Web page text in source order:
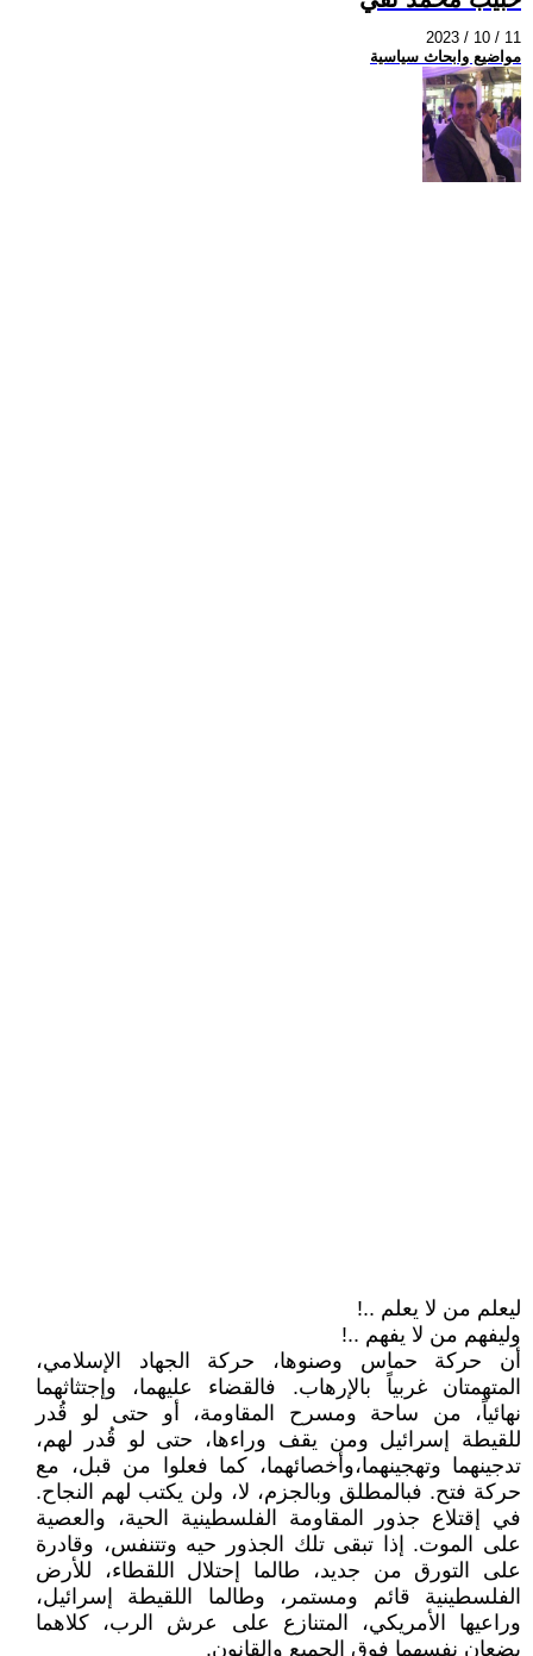
2023 / 10 / 11
مواضيع وابحاث سياسية
ليعلم من لا يعلم ..!
وليفهم من لا يفهم ..!
أن حركة حماس وصنوها، حركة الجهاد الإسلامي،
المتهمتان غربياً بالإرهاب. فالقضاء عليهما، وإجتثاثهما
نهائياً، من ساحة ومسرح المقاومة، أو حتى لو قُدر
للقيطة إسرائيل ومن يقف وراءها، حتى لو قُدر لهم،
تدجينهما وتهجينهما،وأخصائهما، كما فعلوا من قبل، مع
حركة فتح. فبالمطلق وبالجزم، لا، ولن يكتب لهم النجاح.
في إقتلاع جذور المقاومة الفلسطينية الحية، والعصية
على الموت. إذا تبقى تلك الجذور حيه وتتنفس، وقادرة
على التورق من جديد، طالما إحتلال اللقطاء، للأرض
الفلسطينية قائم ومستمر، وطالما اللقيطة إسرائيل،
وراعيها الأمريكي، المتنازع على عرش الرب، كلاهما
يضعان نفسهما فوق الجميع والقانون.